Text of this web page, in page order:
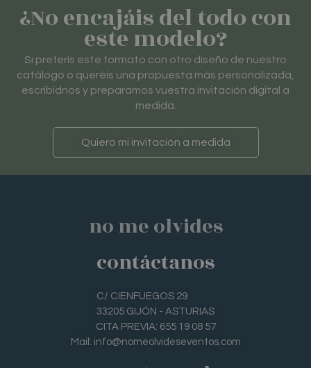
¿No encajáis del todo con
este modelo?
Si preferís este formato con otro diseño de nuestro
catálogo o queréis una propuesta más personalizada,
escribidnos y preparamos vuestra invitación digital a
medida.
Quiero mi invitación a medida
no me olvides
contáctanos
C/ CIENFUEGOS 29
33205 GIJÓN - ASTURIAS
CITA PREVIA: 655 19 08 57
Mail: info@nomeolvideseventos.com